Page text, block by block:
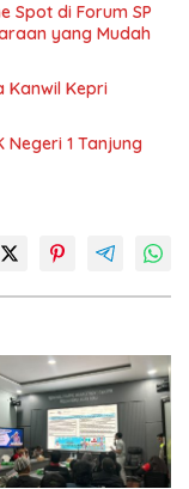
Spot di Forum SP
yang Mudah
Kanwil Kepri
Negeri 1 Tanjung